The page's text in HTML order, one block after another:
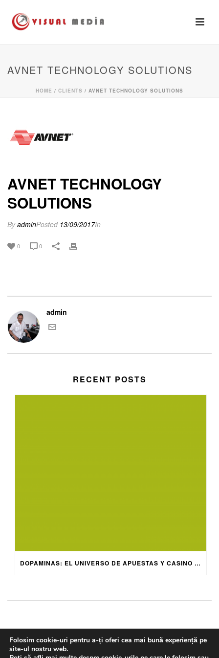
AVNET TECHNOLOGY SOLUTIONS
HOME / CLIENTS / AVNET TECHNOLOGY SOLUTIONS
AVNET TECHNOLOGY
SOLUTIONS
ByadminPosted 13/09/2017In
0 0
admin
RECENT POSTS
DOPAMINAS: EL UNIVERSO DE APUESTAS Y CASINO ONLINE 2026
Copyright © 2018. Visual Media. All rights reserved
HOME
Folosim cookie-uri pentru a-ți oferi cea mai bună experiență pe
site-ul nostru web.